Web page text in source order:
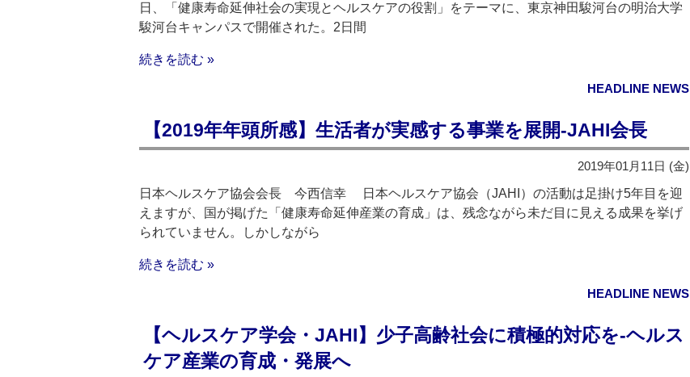
日、「健康寿命延伸社会の実現とヘルスケアの役割」をテーマに、東京神田駿河台の明治大学
駿河台キャンパスで開催された。2日間
続きを読む »
HEADLINE NEWS
【2019年年頭所感】生活者が実感する事業を展開‐JAHI会長
2019年01月11日 (金)
日本ヘルスケア協会会長 今西信幸 日本ヘルスケア協会（JAHI）の活動は足掛け5年目を迎
えますが、国が掲げた「健康寿命延伸産業の育成」は、残念ながら未だ目に見える成果を挙げ
られていません。しかしながら
続きを読む »
HEADLINE NEWS
【ヘルスケア学会・JAHI】少子高齢社会に積極的対応を‐ヘルス
ケア産業の育成・発展へ